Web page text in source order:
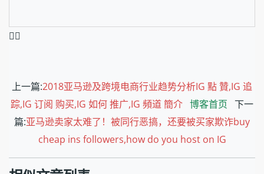
❤️‍🔥
上一篇:2018亚马逊及跨境电商行业趋势分析IG 點 贊,IG 追
踪,IG 订阅 购买,IG 如何 推广,IG 頻道 簡介 博客首页 下一
篇:亚马逊卖家太难了！被同行恶搞，还要被买家欺诈buy
cheap ins followers,how do you host on IG